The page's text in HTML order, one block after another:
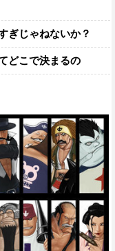
ぎじゃねないか？
どこで決まるの